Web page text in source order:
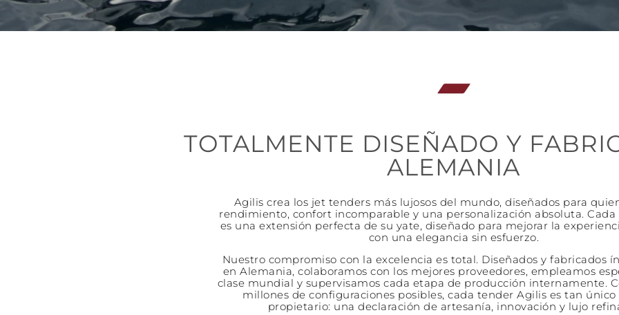
TOTALMENTE DISEÑADO Y
ALEMANIA
Agilis crea los jet tenders más lujosos del mundo, diseñados para
rendimiento, confort incomparable y una personalización absoluta.
es una extensión perfecta de su yate, diseñado para mejorar la
con una elegancia sin esfuerzo.
Nuestro compromiso con la excelencia es total. Diseñados y fabricados
en Alemania, colaboramos con los mejores proveedores, empleamos
clase mundial y supervisamos cada etapa de producción internamente.
millones de configuraciones posibles, cada tender Agilis es tan único
propietario: una declaración de artesanía, innovación y lujo